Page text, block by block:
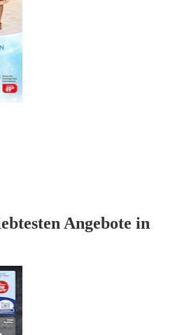
Angebote in